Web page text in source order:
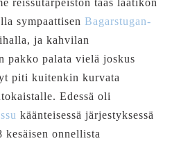
reissutarpeiston taas laatikon
sympaattisen Bagarstugan-
ja kahvilan
palata vielä joskus
piti kuitenkin kurvata
Edessä oli
käänteisessä järjestyksessä
kesäisen onnellista